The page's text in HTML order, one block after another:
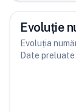
Evoluție
Evoluția
Date preluate